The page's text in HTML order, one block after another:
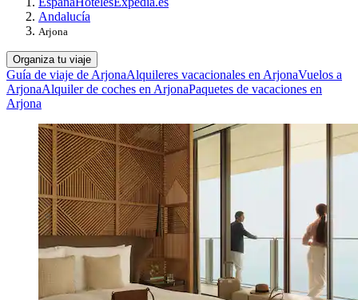
Andalucía
Arjona
Organiza tu viaje
Guía de viaje de ArjonaAlquileres vacacionales en ArjonaVuelos a
ArjonaAlquiler de coches en ArjonaPaquetes de vacaciones en
Arjona